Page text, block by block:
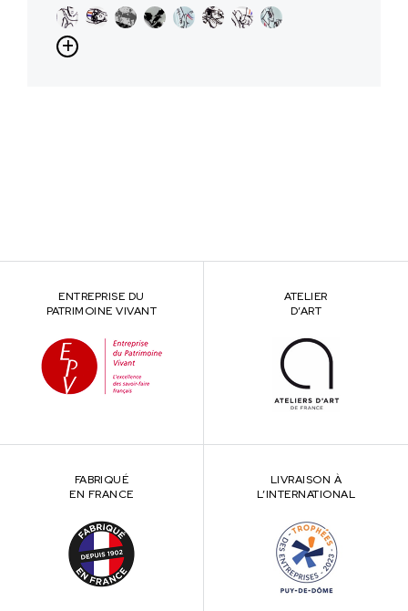
ENTREPRISE DU
PATRIMOINE VIVANT
ATELIER
D’ART
FABRIQUÉ
EN FRANCE
LIVRAISON À
L’INTERNATIONAL